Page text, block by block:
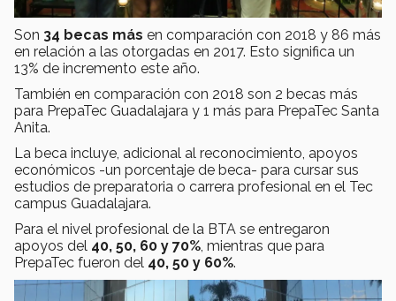
Son 34 becas más en comparación con 2018 y 86 más
en relación a las otorgadas en 2017. Esto significa un
13% de incremento este año.
También en comparación con 2018 son 2 becas más
para PrepaTec Guadalajara y 1 más para PrepaTec Santa
Anita.
La beca incluye, adicional al reconocimiento, apoyos
económicos -un porcentaje de beca- para cursar sus
estudios de preparatoria o carrera profesional en el Tec
campus Guadalajara.
Para el nivel profesional de la BTA se entregaron
apoyos del 40, 50, 60 y 70%, mientras que para
PrepaTec fueron del 40, 50 y 60%.